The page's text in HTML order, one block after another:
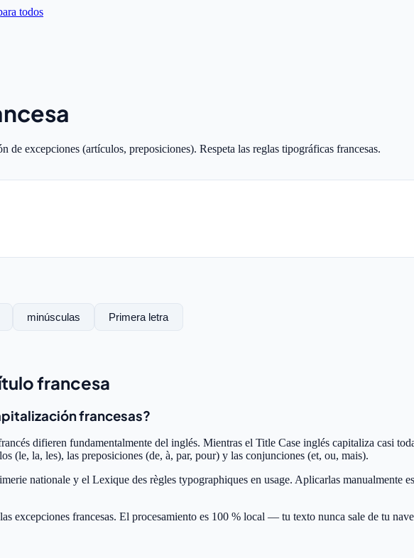
todos
de excepciones (artículos, preposiciones). Respeta las reglas tipográficas francesas.
minúsculas Primera letra
francesa
francesas?
difieren fundamentalmente del inglés. Mientras el Title Case inglés capitaliza casi
(le, la, les), las preposiciones (de, à, par, pour) y las conjunciones (et, ou, mais).
nationale y el Lexique des règles typographiques en usage. Aplicarlas manualmente
excepciones francesas. El procesamiento es 100 % local — tu texto nunca sale de tu